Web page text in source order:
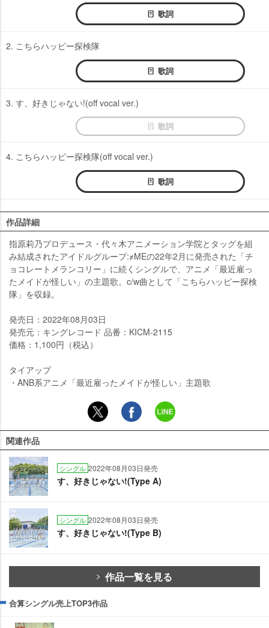
歌詞
2. こちらハッピー探検隊
歌詞
3. す、好きじゃない!(off vocal ver.)
歌詞
4. こちらハッピー探検隊(off vocal ver.)
歌詞
作品詳細
指原莉乃プロデュース・代々木アニメーション学院とタッグを組
み結成されたアイドルグループ:≠MEの22年2月に発売された「チ
ョコレートメランコリー」に続くシングルで、アニメ「最近雇っ
たメイドが怪しい」の主題歌。c/w曲として「こちらハッピー探検
隊」を収録。
発売日：2022年08月03日
発売元：キングレコード 品番：KICM-2115
価格：1,100円（税込）
タイアップ
・ANB系アニメ「最近雇ったメイドが怪しい」主題歌
関連作品
シングル 2022年08月03日発売
す、好きじゃない!(Type A)
シングル 2022年08月03日発売
す、好きじゃない!(Type B)
作品一覧を見る
合算シングル売上TOP3作品